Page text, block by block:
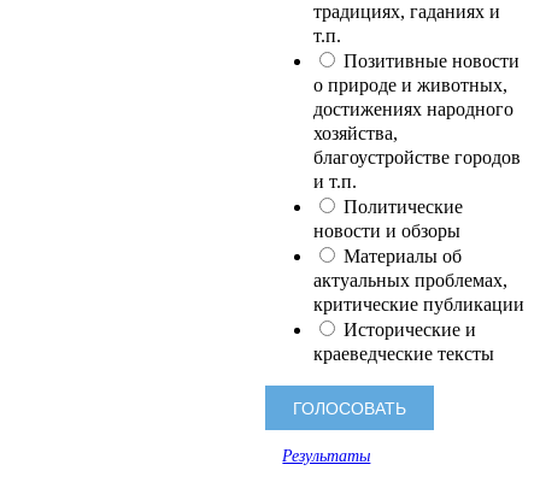
традициях, гаданиях и
т.п.
Позитивные новости
о природе и животных,
достижениях народного
хозяйства,
благоустройстве городов
и т.п.
Политические
новости и обзоры
Материалы об
актуальных проблемах,
критические публикации
Исторические и
краеведческие тексты
Результаты